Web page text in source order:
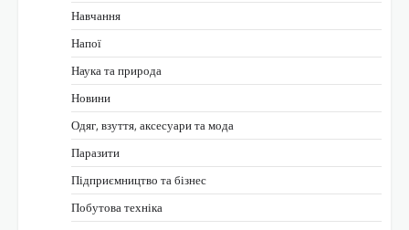
Навчання
Напої
Наука та природа
Новини
Одяг, взуття, аксесуари та мода
Паразити
Підприємництво та бізнес
Побутова техніка